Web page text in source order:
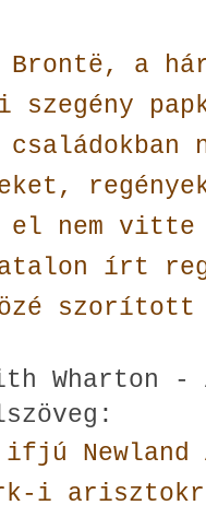
Brontë, a
szegény
el nem
írt
szorított
Wharton -
ifjú Newland
i